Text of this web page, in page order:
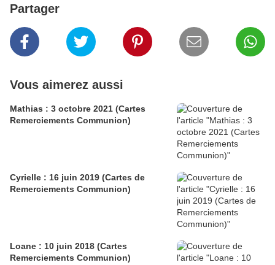
Partager
Vous aimerez aussi
Mathias : 3 octobre 2021 (Cartes
Remerciements Communion)
Cyrielle : 16 juin 2019 (Cartes de
Remerciements Communion)
Loane : 10 juin 2018 (Cartes
Remerciements Communion)